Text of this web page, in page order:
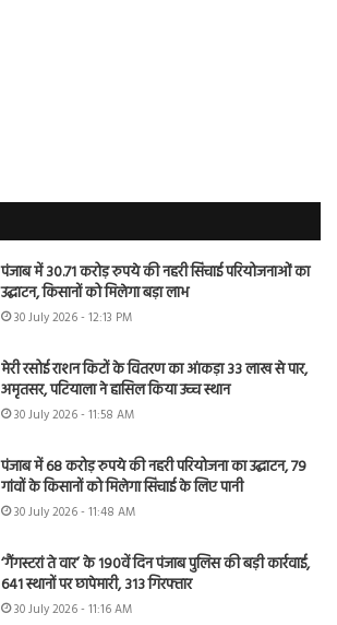
पंजाब में 30.71 करोड़ रुपये की नहरी सिंचाई परियोजनाओं का
उद्घाटन, किसानों को मिलेगा बड़ा लाभ
30 July 2026 - 12:13 PM
मेरी रसोई राशन किटों के वितरण का आंकड़ा 33 लाख से पार,
अमृतसर, पटियाला ने हासिल किया उच्च स्थान
30 July 2026 - 11:58 AM
पंजाब में 68 करोड़ रुपये की नहरी परियोजना का उद्घाटन, 79
गांवों के किसानों को मिलेगा सिंचाई के लिए पानी
30 July 2026 - 11:48 AM
‘गैंगस्टरां ते वार’ के 190वें दिन पंजाब पुलिस की बड़ी कार्रवाई,
641 स्थानों पर छापेमारी, 313 गिरफ्तार
30 July 2026 - 11:16 AM